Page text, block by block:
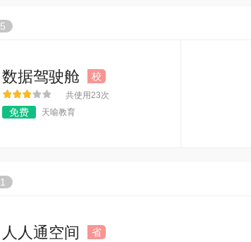
5
数据驾驶舱 校
共使用23次
免费 天喻教育
1
人人通空间 省